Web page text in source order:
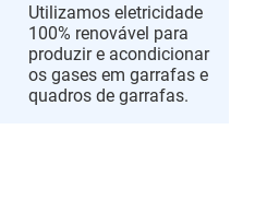
Utilizamos eletricidade
100% renovável para
produzir e acondicionar
os gases em garrafas e
quadros de garrafas.